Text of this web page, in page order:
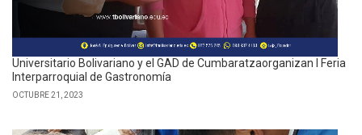
Universitario Bolivariano y el GAD de Cumbaratzaorganizan I Feria
Interparroquial de Gastronomía
OCTUBRE 21, 2023